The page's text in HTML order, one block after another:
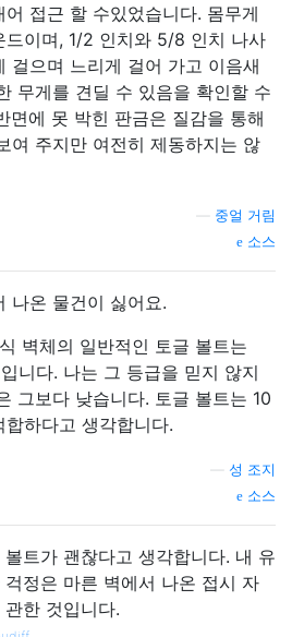
어 접근 할 수있었습니다. 몸무게
드이며, 1/2 인치와 5/8 인치 나사
걸으며 느리게 걸어 가고 이음새
무게를 견딜 수 있음을 확인할 수
면에 못 박힌 판금은 질감을 통해
여 주지만 여전히 제동하지는 않
중얼 거림
소스
나온 물건이 싫어요.
벽체의 일반적인 토글 볼트는
니다. 나는 그 등급을 믿지 않지
그보다 낮습니다. 토글 볼트는 10
합하다고 생각합니다.
성 조지
소스
볼트가 괜찮다고 생각합니다. 내 유
걱정은 마른 벽에서 나온 접시 자
관한 것입니다.